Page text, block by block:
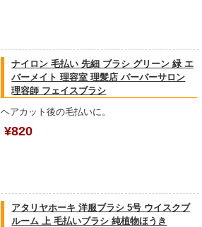
ナイロン 毛払い 先細 ブラシ グリーン 緑 エ
バーメイト 理容室 理髪店 バーバーサロン
理容師 フェイスブラシ
ヘアカット後の毛払いに。
¥820
アタリヤホーキ 洋服ブラシ 5号 ウイスクブ
ルーム 上 毛払いブラシ 純植物ほうき